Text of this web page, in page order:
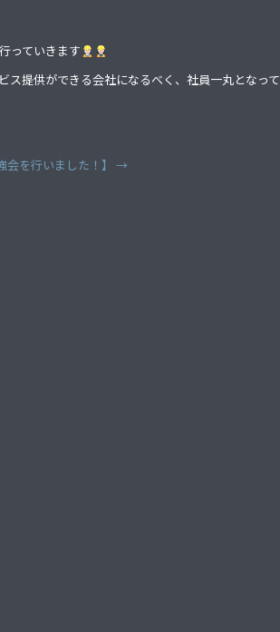
っていきます
ス提供ができる会社になるべく、社員一丸となって
会を行いました！】 →